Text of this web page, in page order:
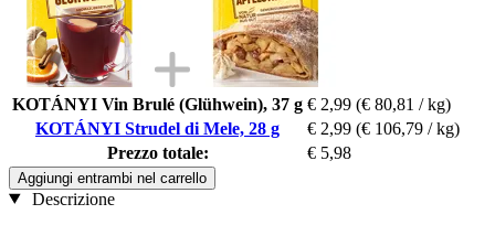
KOTÁNYI Vin Brulé (Glühwein), 37 g € 2,99 (€ 80,81 / kg)
KOTÁNYI Strudel di Mele, 28 g
€ 2,99 (€ 106,79 / kg)
Prezzo totale:
€ 5,98
Aggiungi entrambi nel carrello
Descrizione